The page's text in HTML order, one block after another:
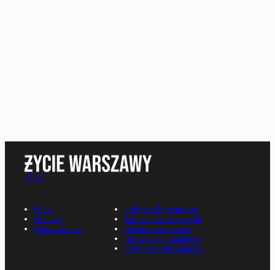
O nas
Kontakt
Napisz do nas
Polityka Prywatności
Zmiana ustawień zgód
Regulamin serwisu
Informacje o nadawcy
Deklaracja dostępności